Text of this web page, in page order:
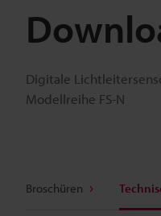
Digitale
Modellreihe FS-N
Broschüren